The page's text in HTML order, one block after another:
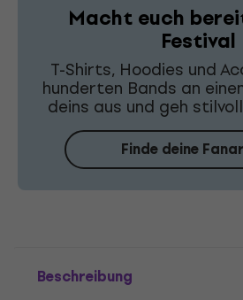
Macht euch
Festival
T-Shirts, Hoodies und
hunderten Bands an
deins aus und geh
Finde deine
Beschreibung